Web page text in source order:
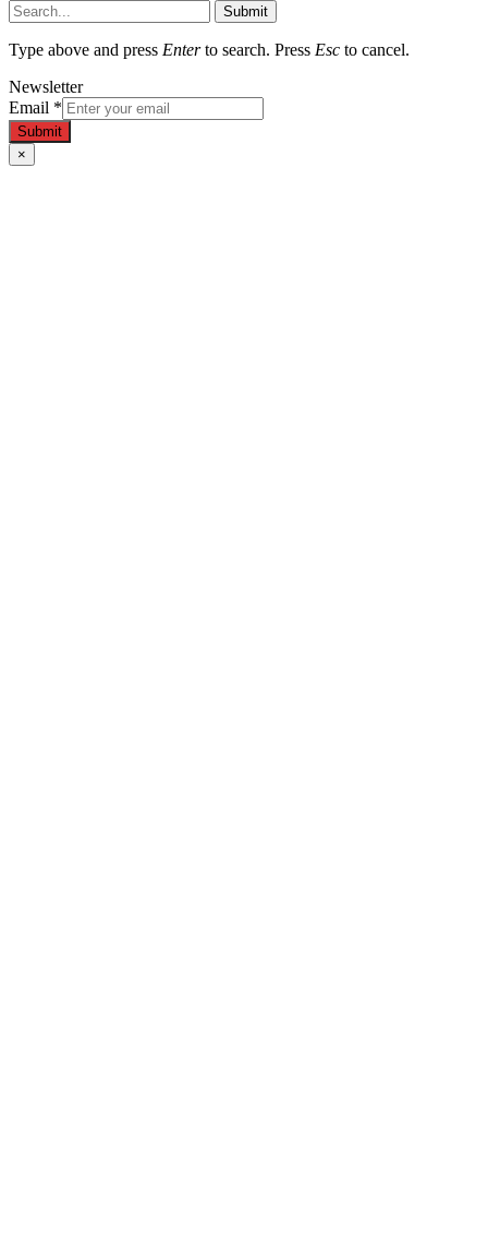
Submit
Type above and press Enterto search. Press Esc to cancel.
Newsletter
Email *
Submit
×